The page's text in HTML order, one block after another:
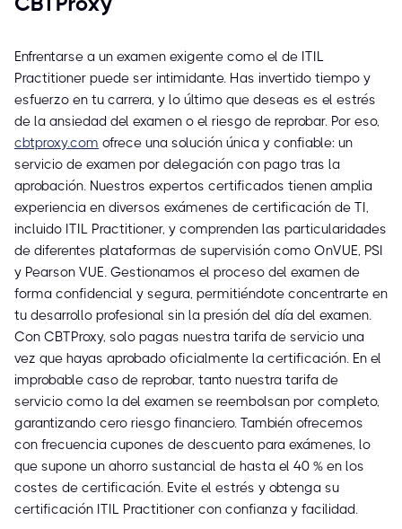
Enfrentarse a un examen exigente como el de ITIL
Practitioner puede ser intimidante. Has invertido tiempo y
esfuerzo en tu carrera, y lo último que deseas es el estrés
de la ansiedad del examen o el riesgo de reprobar. Por eso,
cbtproxy.com ofrece una solución única y confiable: un
servicio de examen por delegación con pago tras la
aprobación. Nuestros expertos certificados tienen amplia
experiencia en diversos exámenes de certificación de TI,
incluido ITIL Practitioner, y comprenden las particularidades
de diferentes plataformas de supervisión como OnVUE, PSI
y Pearson VUE. Gestionamos el proceso del examen de
forma confidencial y segura, permitiéndote concentrarte en
tu desarrollo profesional sin la presión del día del examen.
Con CBTProxy, solo pagas nuestra tarifa de servicio una
vez que hayas aprobado oficialmente la certificación. En el
improbable caso de reprobar, tanto nuestra tarifa de
servicio como la del examen se reembolsan por completo,
garantizando cero riesgo financiero. También ofrecemos
con frecuencia cupones de descuento para exámenes, lo
que supone un ahorro sustancial de hasta el 40 % en los
costes de certificación. Evite el estrés y obtenga su
certificación ITIL Practitioner con confianza y facilidad.